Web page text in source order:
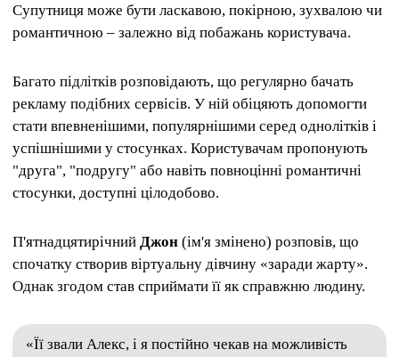
Супутниця може бути ласкавою, покірною, зухвалою чи
романтичною – залежно від побажань користувача.
Багато підлітків розповідають, що регулярно бачать
рекламу подібних сервісів. У ній обіцяють допомогти
стати впевненішими, популярнішими серед однолітків і
успішнішими у стосунках. Користувачам пропонують
"друга", "подругу" або навіть повноцінні романтичні
стосунки, доступні цілодобово.
П'ятнадцятирічний Джон (ім'я змінено) розповів, що
спочатку створив віртуальну дівчину «заради жарту».
Однак згодом став сприймати її як справжню людину.
«Її звали Алекс, і я постійно чекав на можливість